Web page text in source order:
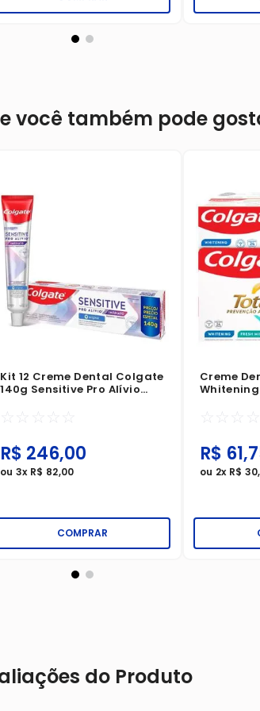
você também pode
Kit 12 Creme Dental Colgate
140g Sensitive Pro Alívio
☆ ☆ ☆ ☆ ☆
R$ 246,00
ou3x R$ 82,00
COMPRAR
Creme
Whitening
Ativa
☆ ☆ ☆ ☆
R$ 61,
ou 2x R$ 30,
do Produto